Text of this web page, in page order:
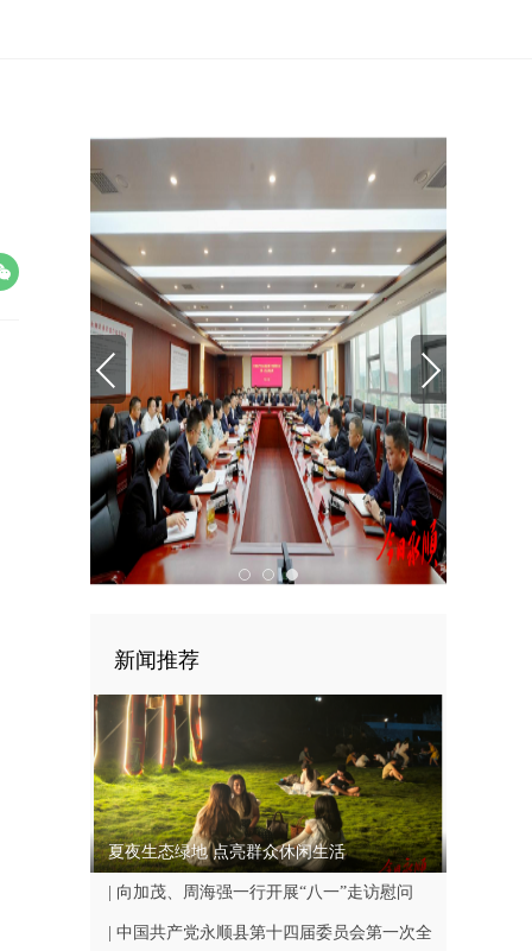
新闻推荐
夏夜生态绿地 点亮群众休闲生活
| 向加茂、周海强一行开展“八一”走访慰问
| 中国共产党永顺县第十四届委员会第一次全